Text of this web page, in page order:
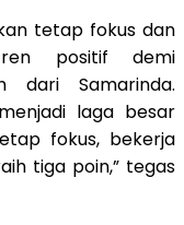
tetap fokus dan
positif demi
dari Samarinda.
laga besar
fokus, bekerja
tiga poin,” tegas